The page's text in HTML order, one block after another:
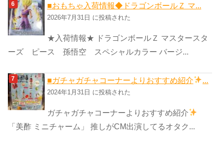
■おもちゃ入荷情報◆ドラゴンボールＺ マ...
2026年7月31日 に投稿された
★入荷情報★ ドラゴンボールＺ マスタースタ
ーズ ピース 孫悟空 スペシャルカラー バージ...
■ガチャガチャコーナーよりおすすめ紹介 ...
2024年1月31日 に投稿された
ガチャガチャコーナーよりおすすめ紹介
「美酢 ミニチャーム」 推しがCM出演してるオタク...